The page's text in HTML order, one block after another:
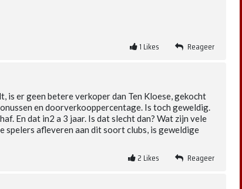
1 Likes Reageer
is er geen betere verkoper dan Ten Kloese, gekocht
en doorverkooppercentage. Is toch geweldig.
En dat in2 a 3 jaar. Is dat slecht dan? Wat zijn vele
spelers afleveren aan dit soort clubs, is geweldige
2 Likes Reageer